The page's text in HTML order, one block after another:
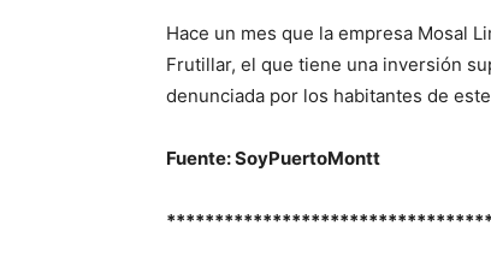
Hace un mes que la empresa Mosal
Frutillar, el que tiene una inversión
denunciada por los habitantes de
Fuente: SoyPuertoMontt